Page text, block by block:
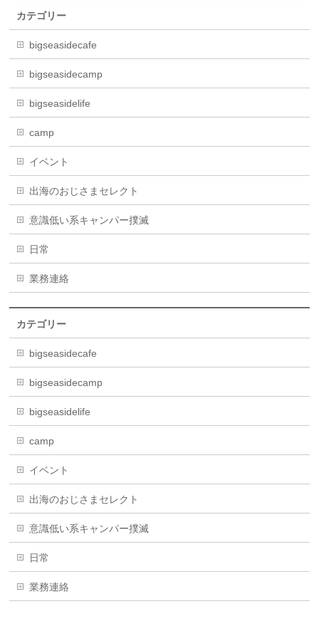
カテゴリー
bigseasidecafe
bigseasidecamp
bigseasidelife
camp
イベント
出海のおじさまセレクト
意識低い系キャンパー撲滅
日常
業務連絡
カテゴリー
bigseasidecafe
bigseasidecamp
bigseasidelife
camp
イベント
出海のおじさまセレクト
意識低い系キャンパー撲滅
日常
業務連絡